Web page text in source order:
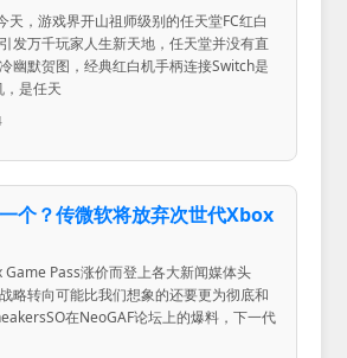
天，游戏界开山祖师级别的任天堂FC红白
发万千玩家人生新天地，任天堂并没有直
幽默贺图，经典红白机手柄连接Switch是
，是任天
个？传微软将放弃次世代Xbox
Game Pass涨价而登上各大新闻媒体头
略转向可能比我们想象的还要更为彻底和
在NeoGAF论坛上的爆料，下一代